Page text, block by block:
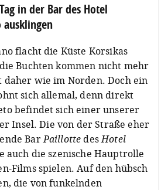
in der Bar des Hotel
flacht die Küste Korsikas
Buchten kommen nicht mehr
daher wie im Norden. Doch ein
sich allemal, denn direkt
befindet sich einer unserer
Insel. Die von der Straße eher
BarPaillotte desHotel
auch die szenische Hauptrolle
Films spielen. Auf den hübsch
die von funkelnden